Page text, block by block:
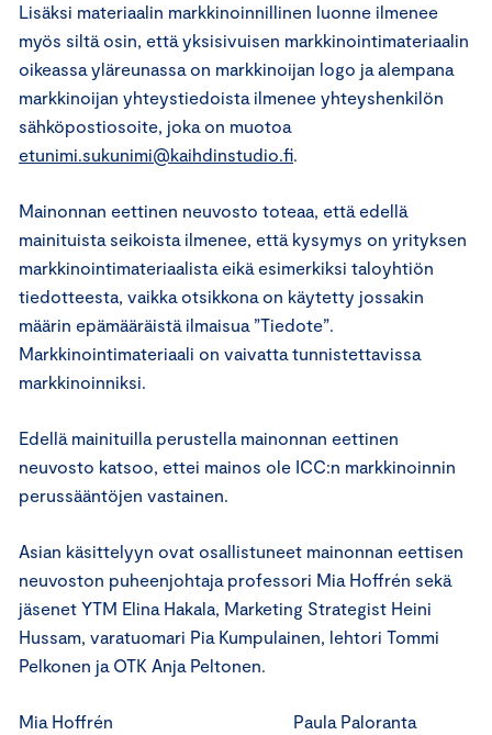
Lisäksi materiaalin markkinoinnillinen luonne ilmenee
myös siltä osin, että yksisivuisen markkinointimateriaalin
oikeassa yläreunassa on markkinoijan logo ja alempana
markkinoijan yhteystiedoista ilmenee yhteyshenkilön
sähköpostiosoite, joka on muotoa
etunimi.sukunimi@kaihdinstudio.fi.
Mainonnan eettinen neuvosto toteaa, että edellä
mainituista seikoista ilmenee, että kysymys on yrityksen
markkinointimateriaalista eikä esimerkiksi taloyhtiön
tiedotteesta, vaikka otsikkona on käytetty jossakin
määrin epämääräistä ilmaisua ”Tiedote”.
Markkinointimateriaali on vaivatta tunnistettavissa
markkinoinniksi.
Edellä mainituilla perustella mainonnan eettinen
neuvosto katsoo, ettei mainos ole ICC:n markkinoinnin
perussääntöjen vastainen.
Asian käsittelyyn ovat osallistuneet mainonnan eettisen
neuvoston puheenjohtaja professori Mia Hoffrén sekä
jäsenet YTM Elina Hakala, Marketing Strategist Heini
Hussam, varatuomari Pia Kumpulainen, lehtori Tommi
Pelkonen ja OTK Anja Peltonen.
Mia Hoffrén Paula Paloranta